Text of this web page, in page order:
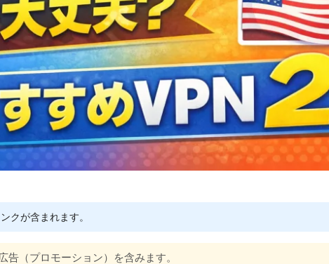
クが含まれます。
告（プロモーション）を含みます。